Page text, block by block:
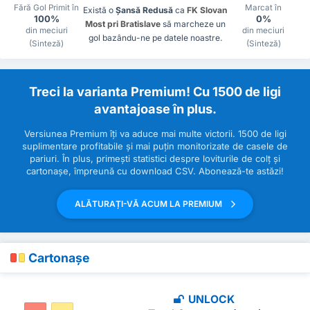
Fără Gol Primit în
100%
din meciuri
(Sinteză)
Există o Șansă Redusă ca FK Slovan
Most pri Bratislavesă marcheze un
gol bazându-ne pe datele noastre.
Marcat în
0%
din meciuri
(Sinteză)
Treci la varianta Premium! Cu 1500 de ligi
avantajoase în plus.
Versiunea Premium îți va aduce mai multe victorii. 1500 de ligi
suplimentare profitabile și mai puțin monitorizate de casele de
pariuri. În plus, primești statistici despre loviturile de colț și
cartonașe, împreună cu download CSV. Abonează-te astăzi!
ALĂTURAȚI-VĂ ACUM LA PREMIUM
Cartonașe
UNLOCK